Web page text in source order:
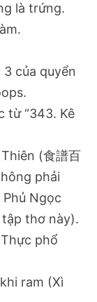
là trứng.
3 của quyển
từ “343. Kê
(食譜百
phải
Phủ Ngọc
thơ này).
phổ
ram (Xì